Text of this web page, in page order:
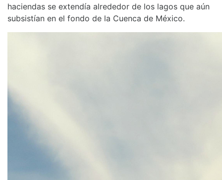
haciendas se extendía alrededor de los lagos que aún
subsistían en el fondo de la Cuenca de México.